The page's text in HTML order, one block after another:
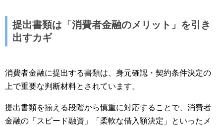
提出書類は「消費者金融のメリット」を引き
出すカギ
消費者金融に提出する書類は、身元確認・契約条件決定の
上で重要な判断材料とされています。
提出書類を揃える段階から慎重に対応することで、消費者
金融の「スピード融資」「柔軟な借入額決定」といったメ